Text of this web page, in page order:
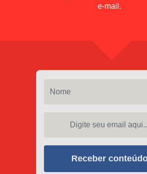
e-mail.
Receber